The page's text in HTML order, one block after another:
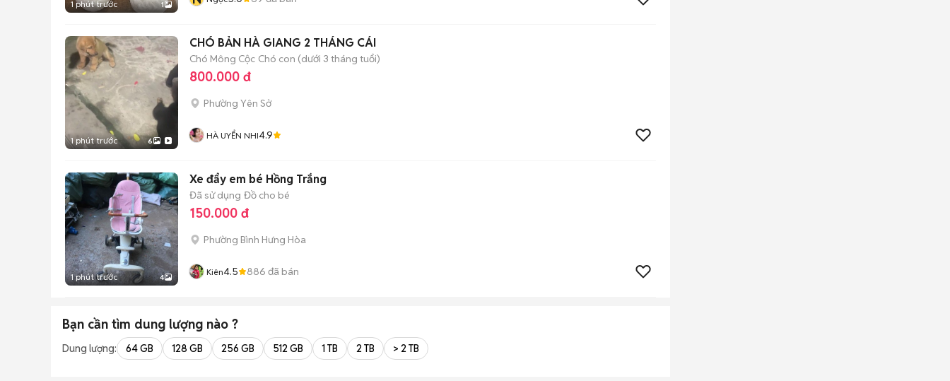
1 phút trước 1
1 phút trước 6
CHÓ BẢN HÀ GIANG 2 THÁNG CÁI
Chó Mông Cộc Chó con (dưới 3 tháng tuổi)
800.000 đ
Phường Yên Sở
HÀ UYỂN NHI4.9
1 phút trước 4
Xe đẩy em bé Hồng Trắng
Đã sử dụng Đồ cho bé
150.000 đ
Phường Bình Hưng Hòa
Kiên4.5 886 đã bán
Bạn cần tìm dung lượng nào ?
Dung lượng: 64 GB 128 GB 256 GB 512 GB 1 TB 2 TB > 2 TB